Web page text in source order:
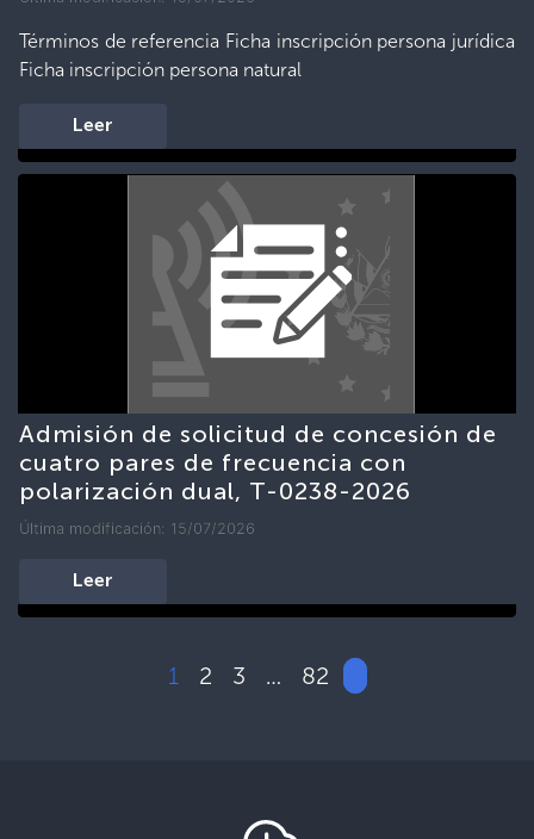
Términos de referencia Ficha inscripción persona jurídica
Ficha inscripción persona natural
Leer
Admisión de solicitud de concesión de
cuatro pares de frecuencia con
polarización dual, T-0238-2026
Última modificación: 15/07/2026
Leer
1 2 3 … 82